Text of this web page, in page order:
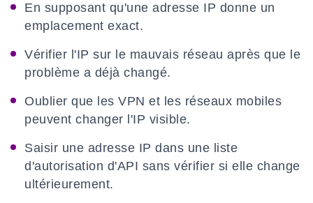
En supposant qu'une adresse IP donne un
emplacement exact.
Vérifier l'IP sur le mauvais réseau après que le
problème a déjà changé.
Oublier que les VPN et les réseaux mobiles
peuvent changer l'IP visible.
Saisir une adresse IP dans une liste
d'autorisation d'API sans vérifier si elle change
ultérieurement.